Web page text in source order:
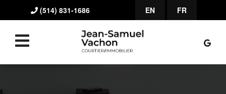
(514) 831-1686 EN FR